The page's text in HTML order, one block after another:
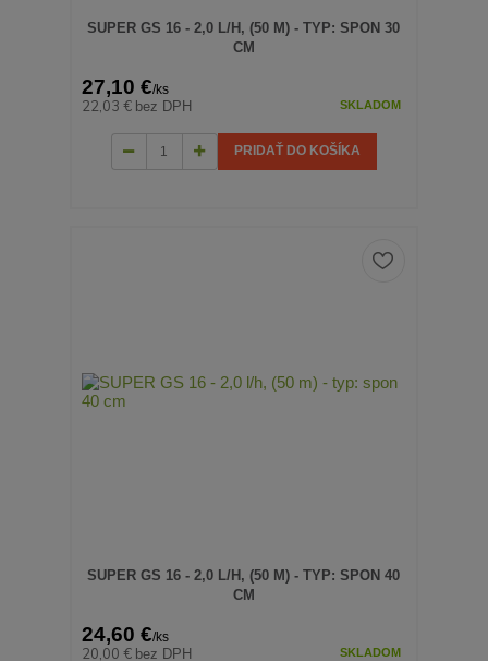
SUPER GS 16 - 2,0 L/H, (50 M) - TYP: SPON 30
CM
27,10 €/ks
22,03 € bez DPH SKLADOM
PRIDAŤ DO KOŠÍKA
SUPER GS 16 - 2,0 L/H, (50 M) - TYP: SPON 40
CM
24,60 €/ks
20,00 € bez DPH SKLADOM